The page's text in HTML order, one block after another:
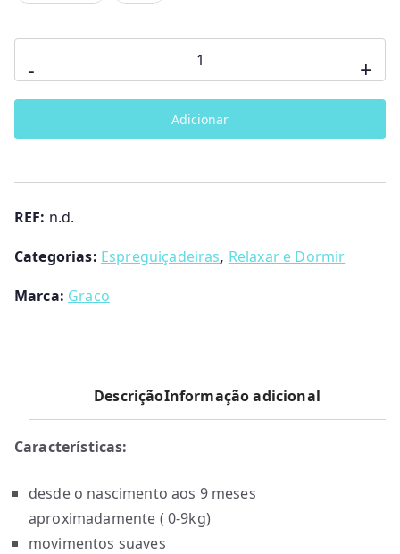
-
de
Espreguiçadeira
+
Adicionar
REF: n.d.
Categorias: Espreguiçadeiras, Relaxar e Dormir
Marca: Graco
DescriçãoInformação adicional
Características:
desde o nascimento aos 9 meses
aproximadamente ( 0-9kg)
movimentos suaves